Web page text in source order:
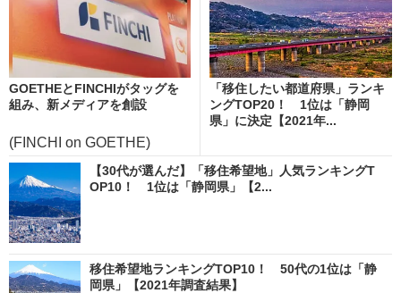
GOETHEとFINCHIがタッグを
組み、新メディアを創設
(FINCHI on GOETHE)
「移住したい都道府県」ランキ
ングTOP20！ 1位は「静岡
県」に決定【2021年...
【30代が選んだ】「移住希望地」人気ランキングT
OP10！ 1位は「静岡県」【2...
移住希望地ランキングTOP10！ 50代の1位は「静
岡県」【2021年調査結果】